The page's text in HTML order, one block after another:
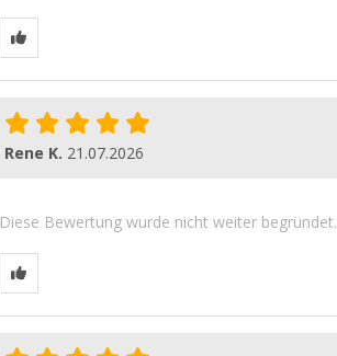
Rene K. 21.07.2026
Diese Bewertung wurde nicht weiter begründet.